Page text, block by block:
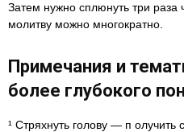
Затем нужно сплюнуть три раза
молитву можно многократно.
Примечания и
более глубокого
¹ Стряхнуть голову — п олучить